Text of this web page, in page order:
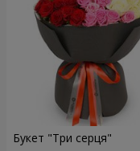
Букет "Три серця"